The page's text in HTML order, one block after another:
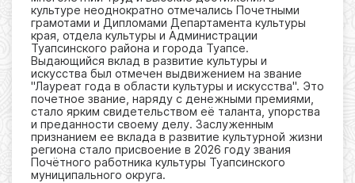
культуре неоднократно отмечались Почетными
грамотами и Дипломами Департамента культуры
края, отдела культуры и Администрации
Туапсинского района и города Туапсе.
Выдающийся вклад в развитие культуры и
искусства был отмечен выдвижением на звание
"Лауреат года в области культуры и искусства". Это
почетное звание, наряду с денежными премиями,
стало ярким свидетельством её таланта, упорства
и преданности своему делу. Заслуженным
признанием ее вклада в развитие культурной жизни
региона стало присвоение в 2026 году звания
Почётного работника культуры Туапсинского
муниципального округа.